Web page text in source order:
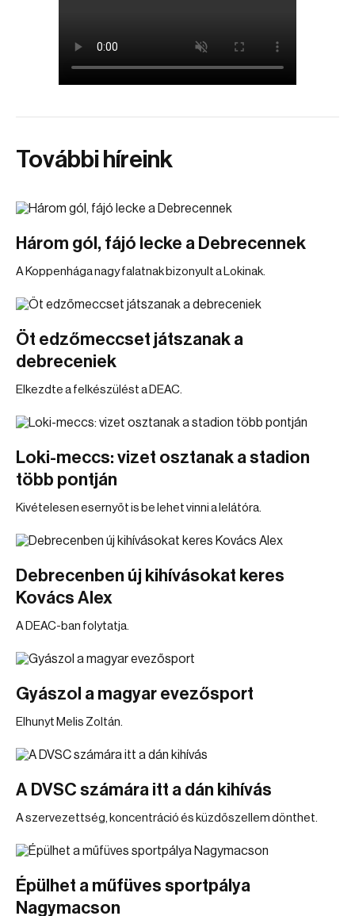
További híreink
Három gól, fájó lecke a Debrecennek
A Koppenhága nagy falatnak bizonyult a Lokinak.
Öt edzőmeccset játszanak a
debreceniek
Elkezdte a felkészülést a DEAC.
Loki-meccs: vizet osztanak a stadion
több pontján
Kivételesen esernyőt is be lehet vinni a lelátóra.
Debrecenben új kihívásokat keres
Kovács Alex
A DEAC-ban folytatja.
Gyászol a magyar evezősport
Elhunyt Melis Zoltán.
A DVSC számára itt a dán kihívás
A szervezettség, koncentráció és küzdőszellem dönthet.
Épülhet a műfüves sportpálya
Nagymacson